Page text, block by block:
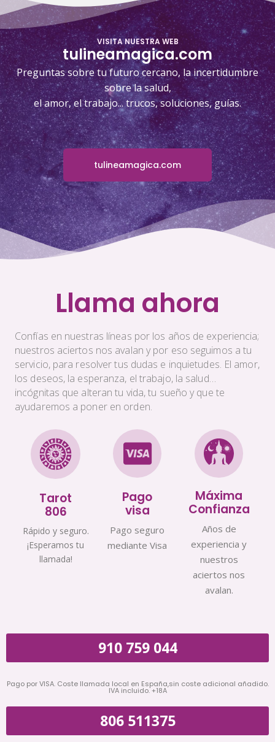
VISITA NUESTRA WEB
tulineamagica.com
Preguntas sobre tu futuro cercano, la incertidumbre
sobre la salud,
el amor, el trabajo... trucos, soluciones, guías.
tulineamagica.com
Llama ahora
Confías en nuestras líneas por los años de experiencia;
nuestros aciertos nos avalan y por eso seguimos a tu
servicio, para resolver tus dudas e inquietudes. El amor,
los deseos, la esperanza, el trabajo, la salud…
incógnitas que alteran tu vida, tu sueño y que te
ayudaremos a poner en orden.
Tarot
806
Rápido y seguro.
¡Esperamos tu
llamada!
Pago
visa
Pago seguro
mediante Visa
Máxima
Confianza
Años de
experiencia y
nuestros
aciertos nos
avalan.
910 759 044
Pago por VISA. Coste llamada local en España,sin coste adicional añadido.
IVA incluido. +18A
806 511375